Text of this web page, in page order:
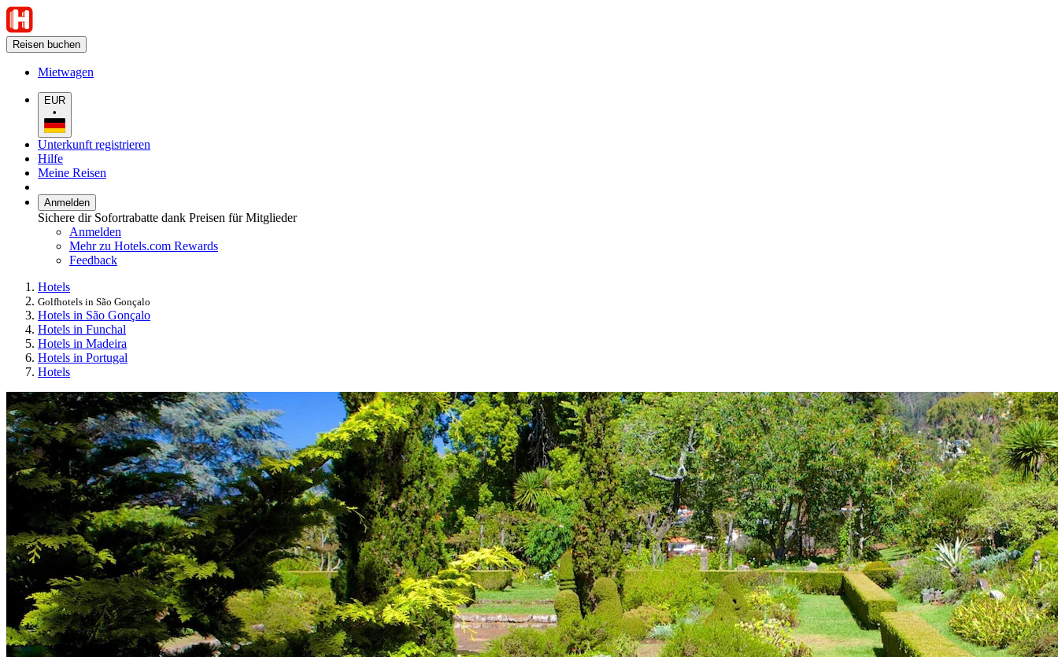
Reisen buchen
Mietwagen
EUR
•
Unterkunft registrieren
Hilfe
Meine Reisen
Anmelden
Sichere dir Sofortrabatte dank Preisen für Mitglieder
Anmelden
Mehr zu Hotels.com Rewards
Feedback
Hotels
Golfhotels in São Gonçalo
Hotels in São Gonçalo
Hotels in Funchal
Hotels in Madeira
Hotels in Portugal
Hotels